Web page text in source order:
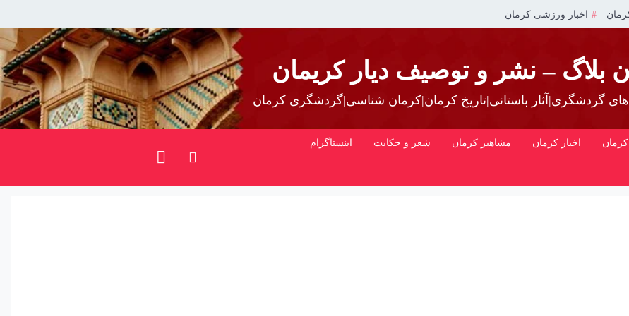
اخبار ورزشی کرمان
بلاگ – نشر و توصیف دیار کریمان
های گردشگری|آثار باستانی|تاریخ کرمان|کرمان شناسی|گردشگری کرمان
اخبار کرمان مشاهیر کرمان شعر و حکایت اینستاگرام